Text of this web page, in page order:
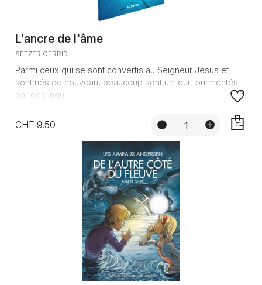
L'ancre de l'âme
SETZER GERRID
Parmi ceux qui se sont convertis au Seigneur Jésus et
sont nés de nouveau, beaucoup sont un jour tourmentés
par des inqu...
CHF 9.50